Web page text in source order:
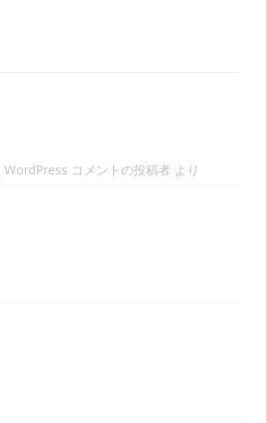
WordPress コメントの投稿者 より